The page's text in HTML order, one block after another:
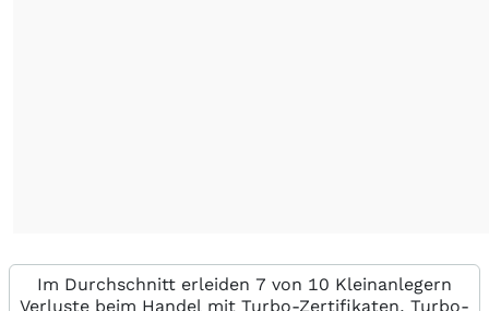
Im Durchschnitt erleiden 7 von 10 Kleinanlegern
Verluste beim Handel mit Turbo-Zertifikaten. Turbo-